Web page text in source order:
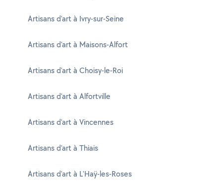
Artisans d'art à Ivry-sur-Seine
Artisans d'art à Maisons-Alfort
Artisans d'art à Choisy-le-Roi
Artisans d'art à Alfortville
Artisans d'art à Vincennes
Artisans d'art à Thiais
Artisans d'art à L'Haÿ-les-Roses